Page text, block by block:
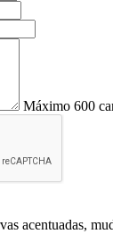
Máximo 600
acentuadas,